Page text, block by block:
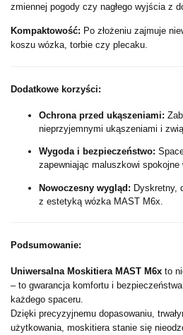
zmiennej pogody czy nagłego wyjścia z
Kompaktowość: Po złożeniu zajmuje
koszu wózka, torbie czy plecaku.
Dodatkowe korzyści:
Ochrona przed ukąszeniami:
nieprzyjemnymi ukąszeniami i
Wygoda i bezpieczeństwo:
zapewniając maluszkowi
Nowoczesny wygląd: Dyskretny,
z estetyką wózka MAST M6x.
Podsumowanie:
Uniwersalna Moskitiera MAST M6x to
– to gwarancja komfortu i
każdego spaceru.
Dzięki precyzyjnemu dopasowaniu,
użytkowania, moskitiera stanie się